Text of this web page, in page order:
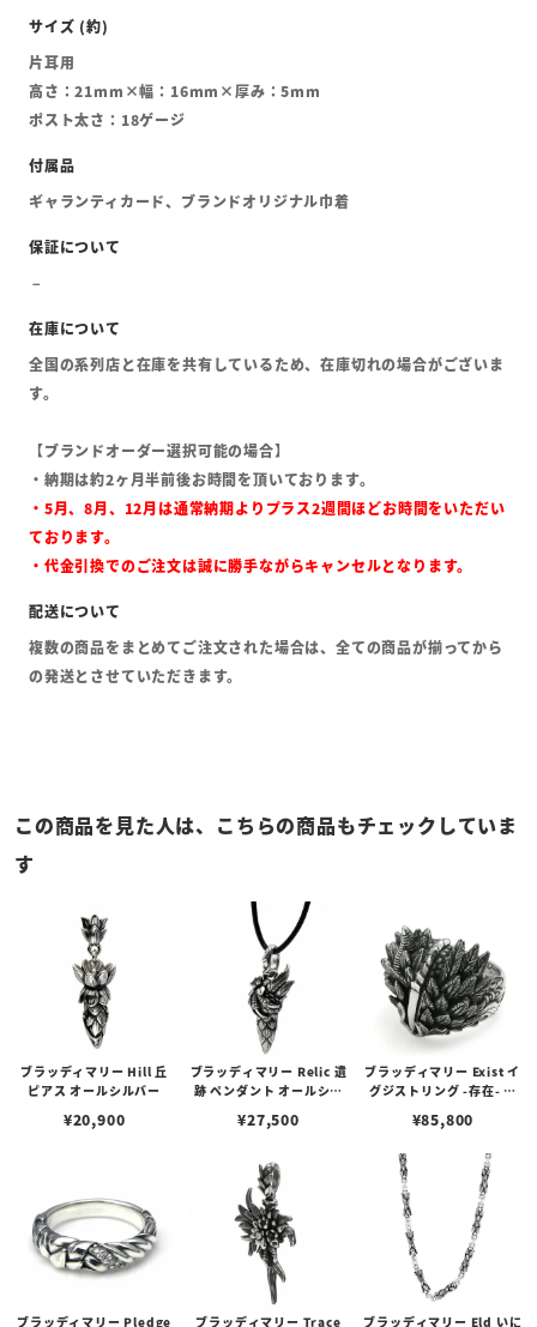
片耳用
高さ：21mm×幅：16mm×厚み：5mm
ポスト太さ：18ゲージ
ギャランティカード、ブランドオリジナル巾着
全国の系列店と在庫を共有しているため、在庫切れの場合がございま
す。
【ブランドオーダー選択可能の場合】
・納期は約2ヶ月半前後お時間を頂いております。
・5月、8月、12月は通常納期よりプラス2週間ほどお時間をいただい
ております。
・代金引換でのご注文は誠に勝手ながらキャンセルとなります。
複数の商品をまとめてご注文された場合は、全ての商品が揃ってから
の発送とさせていただきます。
この商品を見た人は、こちらの商品もチェックしていま
す
ブラッディマリー Hill 丘
ピアス オールシルバー
¥20,900
ブラッディマリー Relic 遺
跡 ペンダント オールシル
¥27,500
ブラッディマリー Exist イ
グジストリング -存在- オ
¥85,800
ブラッディマリー Pledge ブラッディマリー Trace ブラッディマリー Eld いに